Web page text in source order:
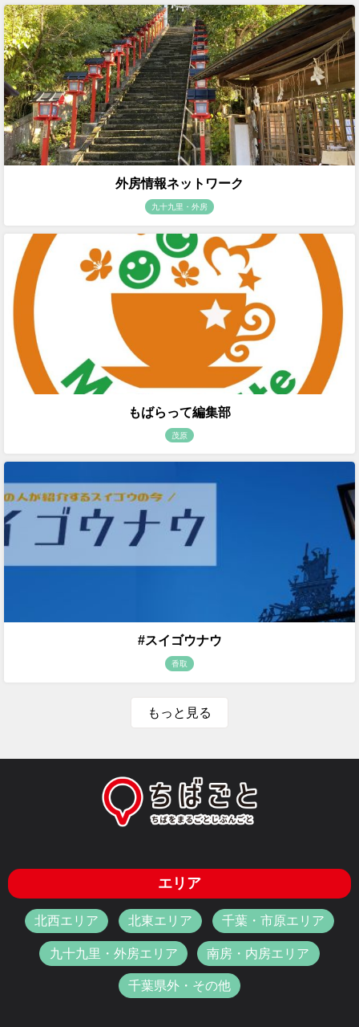
外房情報ネットワーク
九十九里・外房
もばらって編集部
茂原
#スイゴウナウ
香取
もっと見る
エリア
北西エリア 北東エリア 千葉・市原エリア
九十九里・外房エリア 南房・内房エリア
千葉県外・その他